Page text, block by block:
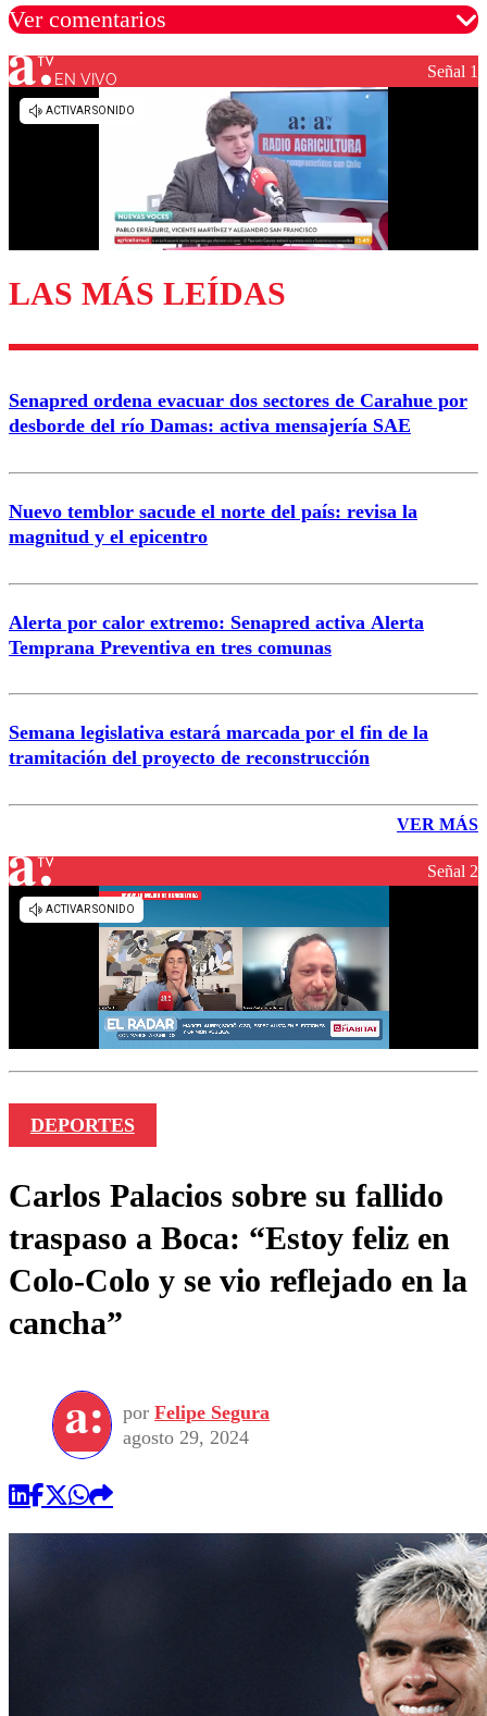
Ver comentarios
Los comentarios son moderados para garantizar un
diálogo respetuoso.
Enviar comentario
EN VIVO Señal 1
LAS MÁS LEÍDAS
Senapred ordena evacuar dos sectores de Carahue por
desborde del río Damas: activa mensajería SAE
Nuevo temblor sacude el norte del país: revisa la
magnitud y el epicentro
Alerta por calor extremo: Senapred activa Alerta
Temprana Preventiva en tres comunas
Semana legislativa estará marcada por el fin de la
tramitación del proyecto de reconstrucción
VER MÁS
Señal 2
DEPORTES
Carlos Palacios sobre su fallido
traspaso a Boca: “Estoy feliz en
Colo-Colo y se vio reflejado en la
cancha”
por Felipe Segura
agosto 29, 2024